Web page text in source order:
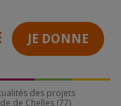
JE DONNE
des projets
de Chelles (77)